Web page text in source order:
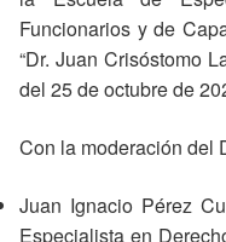
Funcionarios y de
“Dr. Juan Crisóstomo
del 25 de octubre de
Con la moderación del
Juan Ignacio Pérez
Especialista en